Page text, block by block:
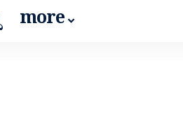
more